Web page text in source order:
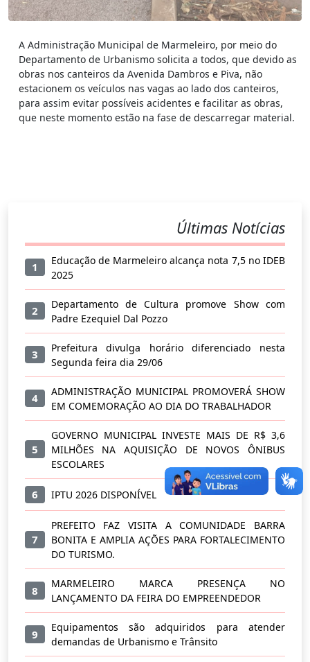
A Administração Municipal de Marmeleiro, por meio do
Departamento de Urbanismo solicita a todos, que devido as
obras nos canteiros da Avenida Dambros e Piva, não
estacionem os veículos nas vagas ao lado dos canteiros,
para assim evitar possíveis acidentes e facilitar as obras,
que neste momento estão na fase de descarregar material.
Últimas Notícias
1
Educação de Marmeleiro alcança nota 7,5 no IDEB
2025
2
Departamento de Cultura promove Show com
Padre Ezequiel Dal Pozzo
3
Prefeitura divulga horário diferenciado nesta
Segunda feira dia 29/06
4
ADMINISTRAÇÃO MUNICIPAL PROMOVERÁ SHOW
EM COMEMORAÇÃO AO DIA DO TRABALHADOR
5
GOVERNO MUNICIPAL INVESTE MAIS DE R$ 3,6
MILHÕES NA AQUISIÇÃO DE NOVOS ÔNIBUS
ESCOLARES
6 IPTU 2026 DISPONÍVEL
7
PREFEITO FAZ VISITA A COMUNIDADE BARRA
BONITA E AMPLIA AÇÕES PARA FORTALECIMENTO
DO TURISMO.
8
MARMELEIRO MARCA PRESENÇA NO
LANÇAMENTO DA FEIRA DO EMPREENDEDOR
9
Equipamentos são adquiridos para atender
demandas de Urbanismo e Trânsito